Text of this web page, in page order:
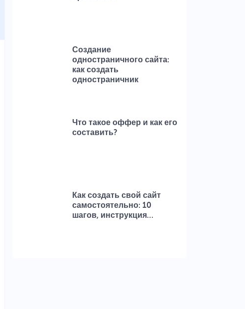
Создание
одностраничного сайта:
как создать
одностраничник
Что такое оффер и как его
составить?
Как создать свой сайт
самостоятельно: 10
шагов, инструкция…